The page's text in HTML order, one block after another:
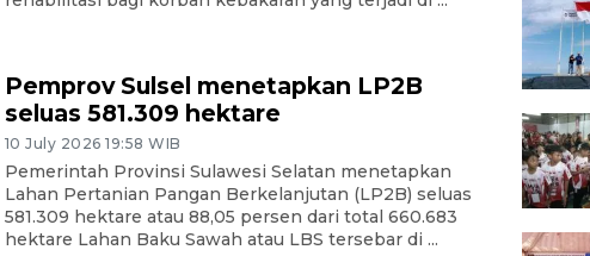
Pemprov Sulsel menetapkan LP2B
seluas 581.309 hektare
10 July 2026 19:58 WIB
Pemerintah Provinsi Sulawesi Selatan menetapkan
Lahan Pertanian Pangan Berkelanjutan (LP2B) seluas
581.309 hektare atau 88,05 persen dari total 660.683
hektare Lahan Baku Sawah atau LBS tersebar di ...